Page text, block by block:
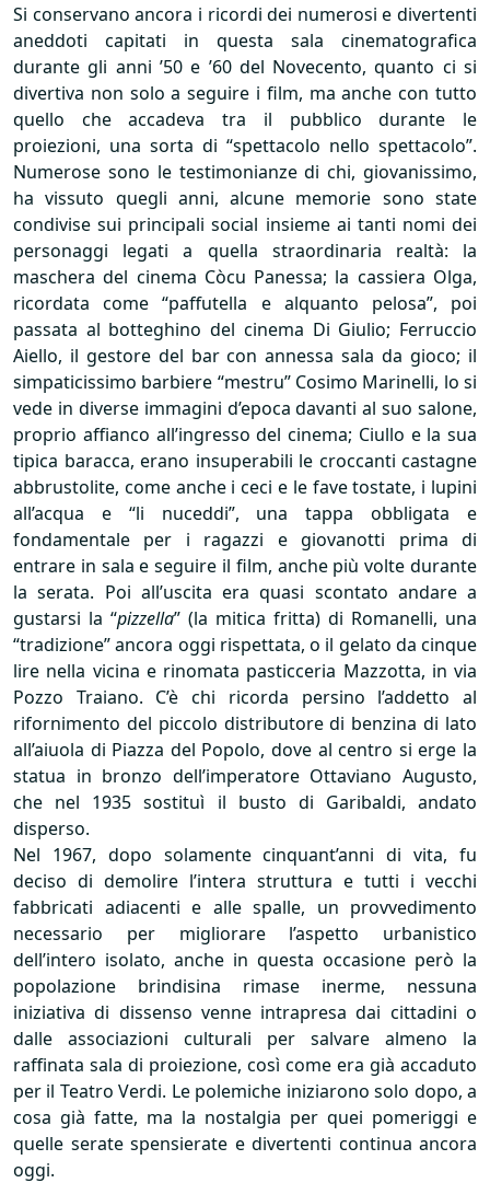
Si conservano ancora i ricordi dei numerosi e divertenti
aneddoti capitati in questa sala cinematografica
durante gli anni ’50 e ’60 del Novecento, quanto ci si
divertiva non solo a seguire i film, ma anche con tutto
quello che accadeva tra il pubblico durante le
proiezioni, una sorta di “spettacolo nello spettacolo”.
Numerose sono le testimonianze di chi, giovanissimo,
ha vissuto quegli anni, alcune memorie sono state
condivise sui principali social insieme ai tanti nomi dei
personaggi legati a quella straordinaria realtà: la
maschera del cinema Còcu Panessa; la cassiera Olga,
ricordata come “paffutella e alquanto pelosa”, poi
passata al botteghino del cinema Di Giulio; Ferruccio
Aiello, il gestore del bar con annessa sala da gioco; il
simpaticissimo barbiere “mestru” Cosimo Marinelli, lo si
vede in diverse immagini d’epoca davanti al suo salone,
proprio affianco all’ingresso del cinema; Ciullo e la sua
tipica baracca, erano insuperabili le croccanti castagne
abbrustolite, come anche i ceci e le fave tostate, i lupini
all’acqua e “li nuceddi”, una tappa obbligata e
fondamentale per i ragazzi e giovanotti prima di
entrare in sala e seguire il film, anche più volte durante
la serata. Poi all’uscita era quasi scontato andare a
gustarsi la “pizzella” (la mitica fritta) di Romanelli, una
“tradizione” ancora oggi rispettata, o il gelato da cinque
lire nella vicina e rinomata pasticceria Mazzotta, in via
Pozzo Traiano. C’è chi ricorda persino l’addetto al
rifornimento del piccolo distributore di benzina di lato
all’aiuola di Piazza del Popolo, dove al centro si erge la
statua in bronzo dell’imperatore Ottaviano Augusto,
che nel 1935 sostituì il busto di Garibaldi, andato
disperso.
Nel 1967, dopo solamente cinquant’anni di vita, fu
deciso di demolire l’intera struttura e tutti i vecchi
fabbricati adiacenti e alle spalle, un provvedimento
necessario per migliorare l’aspetto urbanistico
dell’intero isolato, anche in questa occasione però la
popolazione brindisina rimase inerme, nessuna
iniziativa di dissenso venne intrapresa dai cittadini o
dalle associazioni culturali per salvare almeno la
raffinata sala di proiezione, così come era già accaduto
per il Teatro Verdi. Le polemiche iniziarono solo dopo, a
cosa già fatte, ma la nostalgia per quei pomeriggi e
quelle serate spensierate e divertenti continua ancora
oggi.